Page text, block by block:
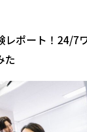
ーナーによっては、予約が埋
す。そのため、24/7ワークアウ
レポート！24/7
た